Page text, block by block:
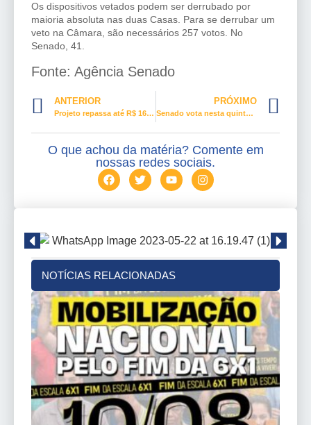
Os dispositivos vetados podem ser derrubado por
maioria absoluta nas duas Casas. Para se derrubar um
veto na Câmara, são necessários 257 votos. No
Senado, 41.
Fonte: Agência Senado
ANTERIOR
Projeto repassa até R$ 160 mi a entidades de combate à violência doméstica
PRÓXIMO
Senado vota nesta quinta MP que altera regras trabalhistas durante pandemia
O que achou da matéria? Comente em
nossas redes sociais.
NOTÍCIAS RELACIONADAS